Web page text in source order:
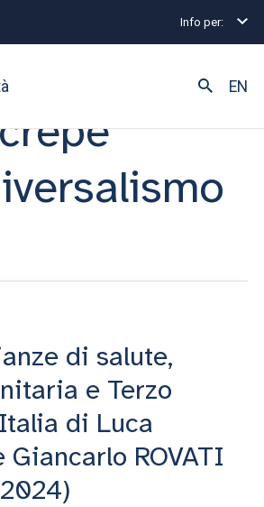
Info per:
DELLO STAFF
EN
2025 Tra le crepe
| 31 MARZO 2025
di salute,
e Terzo
di Luca
Giancarlo ROVATI